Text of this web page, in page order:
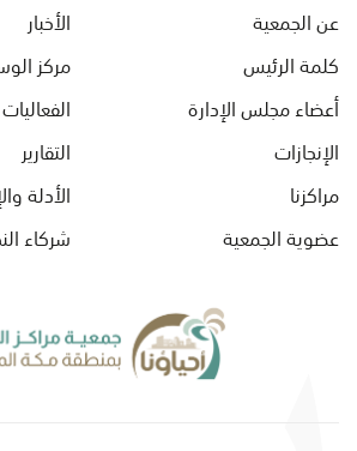
عن الجمعية
كلمة الرئيس
أعضاء مجلس الإدارة
الإنجازات
مراكزنا
عضوية الجمعية
الأخبار
مركز
الفعاليات
التقارير
الأدلة
شركاء